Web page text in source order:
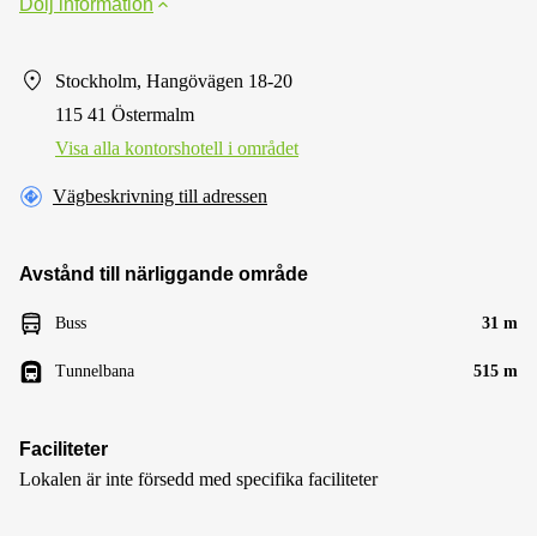
Stockholm, Hangövägen 18-20
115 41 Östermalm
Visa alla kontorshotell i området
Vägbeskrivning till adressen
Avstånd till närliggande område
Buss 31 m
Tunnelbana 515 m
Faciliteter
Lokalen är inte försedd med specifika faciliteter